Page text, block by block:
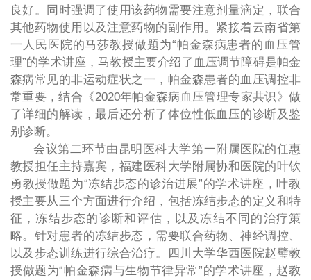
良好。同时强调了使用该药物需要注意剂量滴定，联合
其他药物使用以及注意药物的副作用。紧接着云南省第
一人民医院的马莎教授做题为“帕金森病患者的血压管
理”的学术讲座，马教授主要介绍了血压调节障碍是帕金
森病常见的非运动症状之一，帕金森患者的血压调控非
常重要，结合《2020年帕金森病血压管理专家共识》做
了详细的解读，最后还分析了体位性低血压的诊断及鉴
别诊断。
会议第二环节由昆明医科大学第一附属医院的任惠
教授担任主持嘉宾，福建医科大学附属协和医院的叶钦
勇教授做题为“冻结步态的诊治进展”的学术讲座，叶教
授主要从三个方面进行介绍，包括冻结步态的定义和特
征，冻结步态的诊断和评估，以及冻结不同的治疗策
略。针对患者的冻结步态，需要联合药物、神经调控、
以及步态训练进行综合治疗。四川大学华西医院赵璧教
授做题为“帕金森病与生物节律异常”的学术讲座，赵教